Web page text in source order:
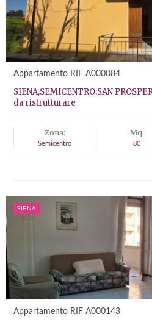
Appartamento RIF A000084
SIENA,SEMICENTRO:SAN
da ristrutturare
Zona:
Semicentro
Mq:
80
SIENA
Appartamento RIF A000143